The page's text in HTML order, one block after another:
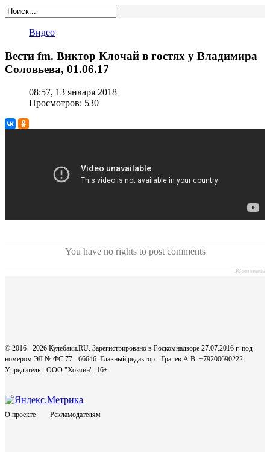
Видео
Вести fm. Виктор Клочай в гостях у Владимира
Соловьева, 01.06.17
08:57, 13 января 2018
Просмотров: 530
You have no rights to post comments
JComments
© 2016 - 2026 Кулебаки.RU. Зарегистрировано в Роскомнадзоре 27.07.2016 г. под
номером ЭЛ № ФС 77 - 66646. Главный редактор - Грачев А.В. +79200690222.
Учредитель - ООО "Хозяин". 16+
О проекте Рекламодателям